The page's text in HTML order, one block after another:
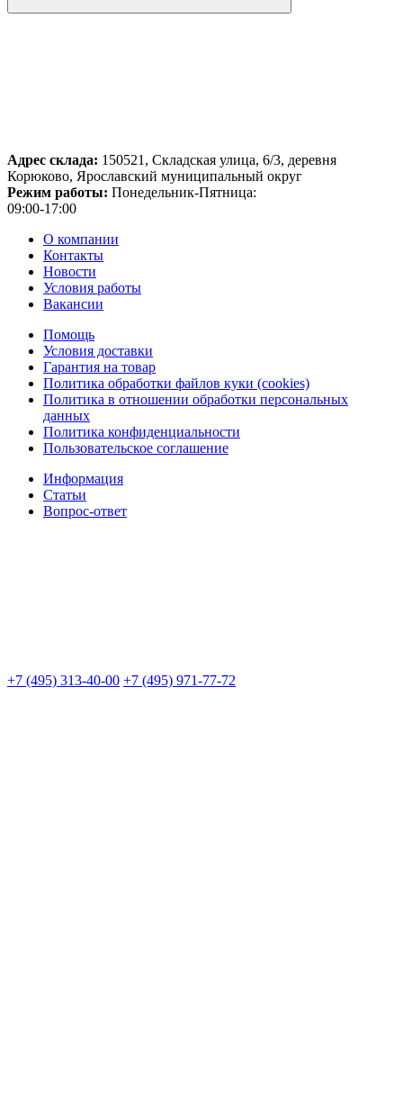
Адрес склада: 150521, Складская улица, 6/3, деревня
Корюково, Ярославский муниципальный округ
Режим работы: Понедельник-Пятница:
09:00-17:00
О компании
Контакты
Новости
Условия работы
Вакансии
Помощь
Условия доставки
Гарантия на товар
Политика обработки файлов куки (cookies)
Политика в отношении обработки персональных
данных
Политика конфиденциальности
Пользовательское соглашение
Информация
Статьи
Вопрос-ответ
+7 (495) 313-40-00 +7 (495) 971-77-72